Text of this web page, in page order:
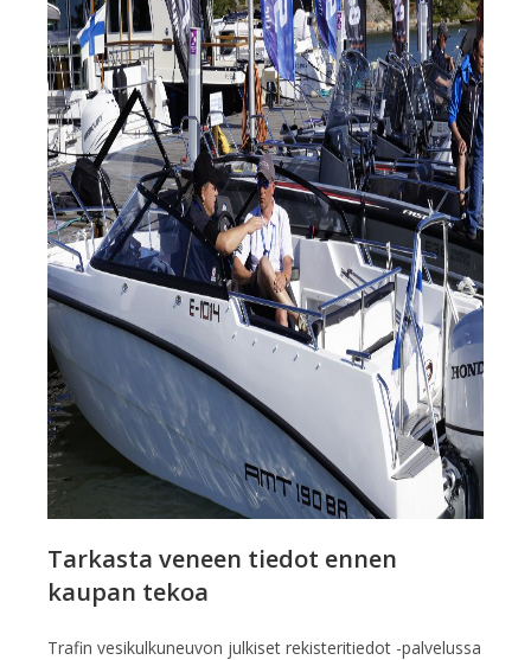
Tarkasta veneen tiedot ennen
kaupan tekoa
Trafin vesikulkuneuvon julkiset rekisteritiedot -palvelussa